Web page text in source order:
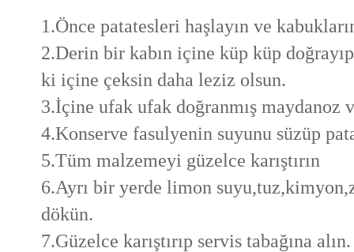
1.Önce patatesleri haşlayın ve
2.Derin bir kabın içine küp küp
ki içine çeksin daha leziz olsun.
3.İçine ufak ufak doğranmış maydanoz
4.Konserve fasulyenin suyunu süzüp
5.Tüm malzemeyi güzelce karıştırın
6.Ayrı bir yerde limon
dökün.
7.Güzelce karıştırıp servis tabağına alın.